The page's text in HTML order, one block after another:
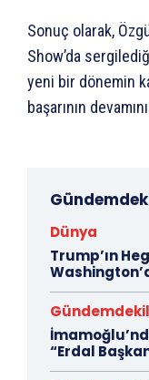
Sonuç olarak,
Show’da
yeni bir dönemin
başarının
Dünya
Trump’ın
“Erdal